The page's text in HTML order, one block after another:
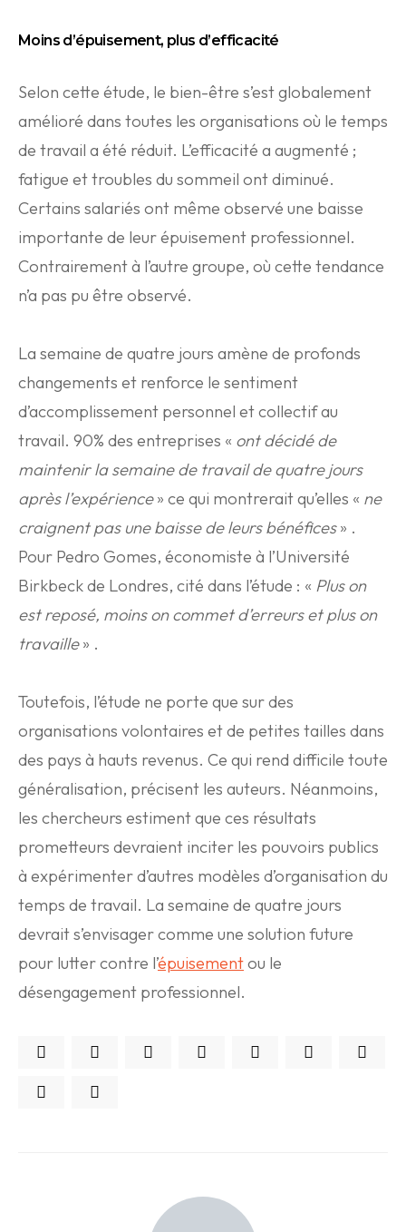
Moins d’épuisement, plus d’efficacité
Selon cette étude, le bien-être s’est globalement
amélioré dans toutes les organisations où le temps
de travail a été réduit. L’efficacité a augmenté ;
fatigue et troubles du sommeil ont diminué.
Certains salariés ont même observé une baisse
importante de leur épuisement professionnel.
Contrairement à l’autre groupe, où cette tendance
n’a pas pu être observé.
La semaine de quatre jours amène de profonds
changements et renforce le sentiment
d’accomplissement personnel et collectif au
travail. 90% des entreprises « ont décidé de
maintenir la semaine de travail de quatre jours
après l’expérience» ce qui montrerait qu’elles « ne
craignent pas une baisse de leurs bénéfices» .
Pour Pedro Gomes, économiste à l’Université
Birkbeck de Londres, cité dans l’étude : « Plus on
est reposé, moins on commet d’erreurs et plus on
travaille» .
Toutefois, l’étude ne porte que sur des
organisations volontaires et de petites tailles dans
des pays à hauts revenus. Ce qui rend difficile toute
généralisation, précisent les auteurs. Néanmoins,
les chercheurs estiment que ces résultats
prometteurs devraient inciter les pouvoirs publics
à expérimenter d’autres modèles d’organisation du
temps de travail. La semaine de quatre jours
devrait s’envisager comme une solution future
pour lutter contre l’épuisementou le
désengagement professionnel.